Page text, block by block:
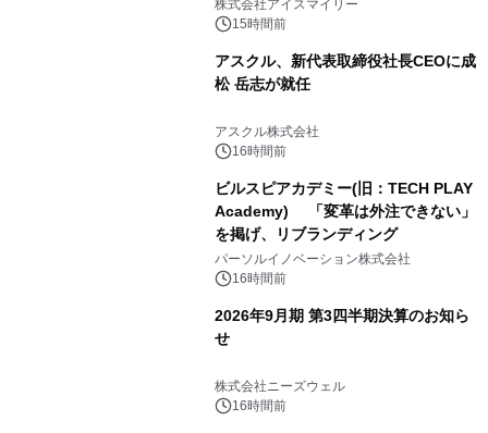
かる実践ガイド
株式会社アイスマイリー
15時間前
アスクル、新代表取締役社長CEOに成
松 岳志が就任
アスクル株式会社
16時間前
ビルスピアカデミー(旧：TECH PLAY
Academy) 「変革は外注できない」
を掲げ、リブランディング
パーソルイノベーション株式会社
16時間前
2026年9月期 第3四半期決算のお知ら
せ
株式会社ニーズウェル
16時間前